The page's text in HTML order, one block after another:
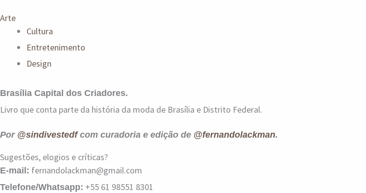
Arte
Cultura
Entretenimento
Design
Brasília Capital dos Criadores.
Livro que conta parte da história da moda de Brasília e Distrito Federal.
Por @sindivestedfcom curadoria e edição de @fernandolackman.
Sugestões, elogios e críticas?
E-mail: fernandolackman@gmail.com
Telefone/Whatsapp: +55 61 98551 8301